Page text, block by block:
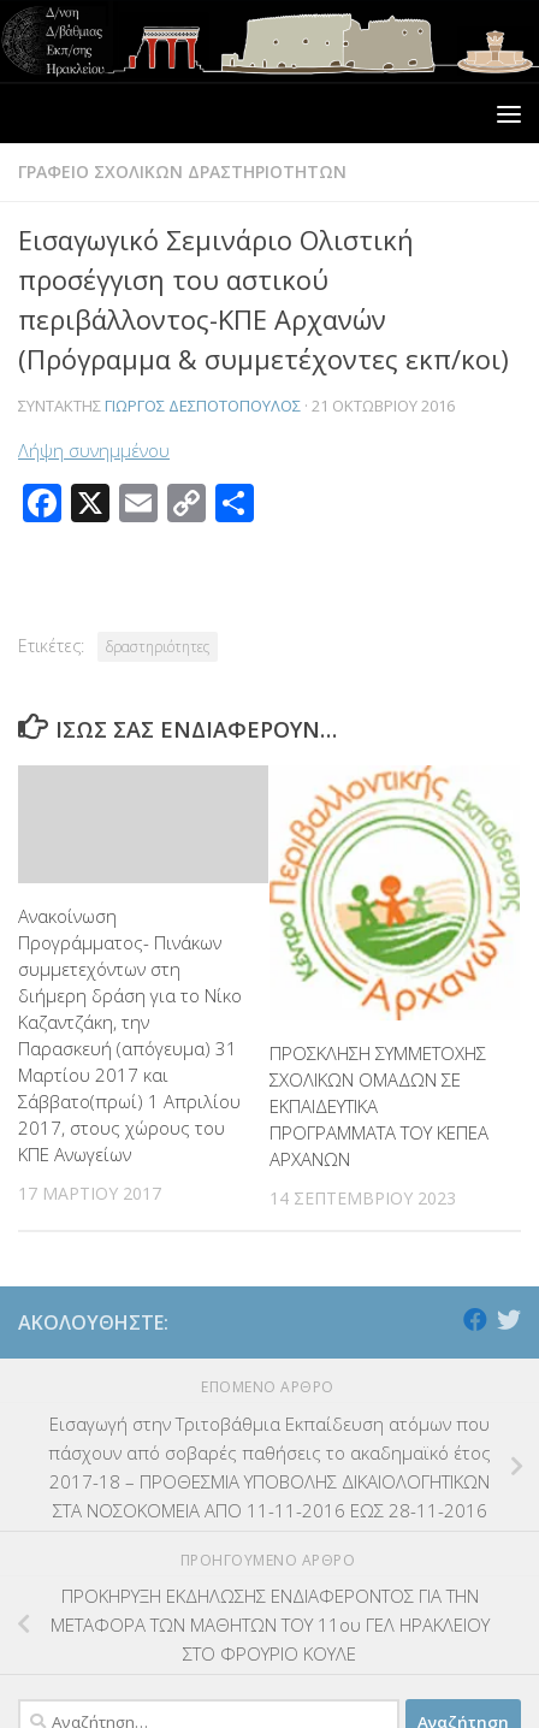
ΓΡΑΦΕΙΟ ΣΧΟΛΙΚΩΝ ΔΡΑΣΤΗΡΙΟΤΗΤΩΝ
Εισαγωγικό Σεμινάριο Ολιστική
προσέγγιση του αστικού
περιβάλλοντος-ΚΠΕ Αρχανών
(Πρόγραμμα & συμμετέχοντες εκπ/κοι)
ΣΥΝΤΆΚΤΗΣ ΓΙΏΡΓΟΣ ΔΕΣΠΟΤΌΠΟΥΛΟΣ · 21 ΟΚΤΩΒΡΊΟΥ 2016
Λήψη συνημμένου
Facebook
X Email
Copy
Ετικέτες: δραστηριότητες
ΊΣΩΣ ΣΑΣ ΕΝΔΙΑΦΈΡΟΥΝ…
Ανακοίνωση
Προγράμματος- Πινάκων
συμμετεχόντων στη
διήμερη δράση για το Νίκο
Καζαντζάκη, την
Παρασκευή (απόγευμα) 31
Μαρτίου 2017 και
Σάββατο(πρωί) 1 Απριλίου
2017, στους χώρους του
ΚΠΕ Ανωγείων
17 ΜΑΡΤΊΟΥ 2017
ΠΡΟΣΚΛΗΣΗ ΣΥΜΜΕΤΟΧΗΣ
ΣΧΟΛΙΚΩΝ ΟΜΑΔΩΝ ΣΕ
ΕΚΠΑΙΔΕΥΤΙΚΑ
ΠΡΟΓΡΑΜΜΑΤΑ ΤΟΥ ΚΕΠΕΑ
ΑΡΧΑΝΩΝ
14 ΣΕΠΤΕΜΒΡΊΟΥ 2023
ΑΚΟΛΟΥΘΉΣΤΕ:
ΕΠΌΜΕΝΟ ΆΡΘΡΟ
Εισαγωγή στην Τριτοβάθμια Εκπαίδευση ατόμων που
πάσχουν από σοβαρές παθήσεις το ακαδημαϊκό έτος
2017-18 – ΠΡΟΘΕΣΜΙΑ ΥΠΟΒΟΛΗΣ ΔΙΚΑΙΟΛΟΓΗΤΙΚΩΝ
ΣΤΑ ΝΟΣΟΚΟΜΕΙΑ ΑΠΟ 11-11-2016 ΕΩΣ 28-11-2016
ΠΡΟΗΓΟΎΜΕΝΟ ΆΡΘΡΟ
ΠΡΟΚΗΡΥΞΗ ΕΚΔΗΛΩΣΗΣ ΕΝΔΙΑΦΕΡΟΝΤΟΣ ΓΙΑ ΤΗΝ
MΕΤΑΦΟΡΑ ΤΩΝ ΜΑΘΗΤΩΝ ΤΟΥ 11ου ΓΕΛ ΗΡΑΚΛΕΙΟΥ
ΣΤΟ ΦΡΟΥΡΙΟ ΚΟΥΛΕ
Αναζήτηση